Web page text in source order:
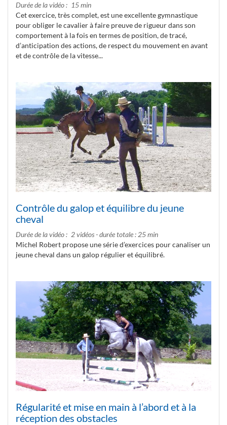
Durée de la vidéo
15 min
Cet exercice, très complet, est une excellente gymnastique
pour obliger le cavalier à faire preuve de rigueur dans son
comportement à la fois en termes de position, de tracé,
d’anticipation des actions, de respect du mouvement en avant
et de contrôle de la vitesse...
Contrôle du galop et équilibre du jeune
cheval
Durée de la vidéo
2 vidéos - durée totale : 25 min
Michel Robert propose une série d’exercices pour canaliser un
jeune cheval dans un galop régulier et équilibré.
Régularité et mise en main à l’abord et à la
réception des obstacles